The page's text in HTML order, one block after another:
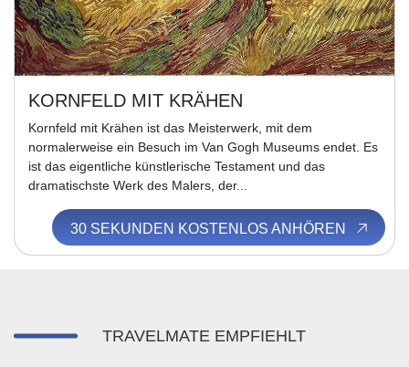
KORNFELD MIT KRÄHEN
Kornfeld mit Krähen ist das Meisterwerk, mit dem
normalerweise ein Besuch im Van Gogh Museums endet. Es
ist das eigentliche künstlerische Testament und das
dramatischste Werk des Malers, der...
30 SEKUNDEN KOSTENLOS ANHÖREN
TRAVELMATE EMPFIEHLT